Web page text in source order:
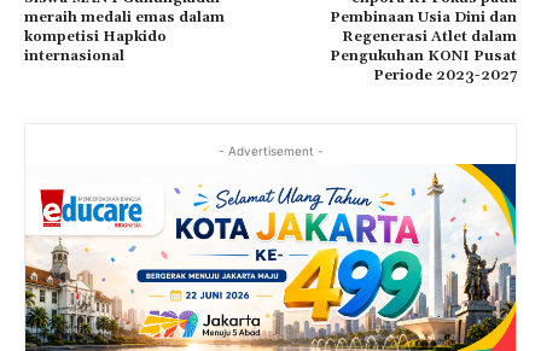
meraih medali emas dalam
kompetisi Hapkido
internasional
Pembinaan Usia Dini dan
Regenerasi Atlet dalam
Pengukuhan KONI Pusat
Periode 2023-2027
- Advertisement -